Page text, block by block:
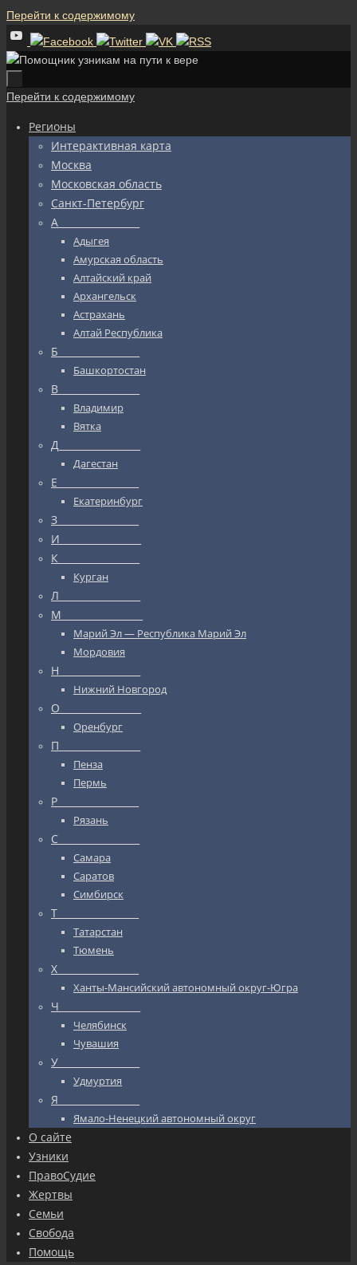
Перейти к содержимому
Перейти к содержимому
Регионы
Интерактивная карта
Москва
Московская область
Санкт-Петербург
А_________________
Адыгея
Амурская область
Алтайский край
Архангельск
Астрахань
Алтай Республика
Б_________________
Башкортостан
В_________________
Владимир
Вятка
Д_________________
Дагестан
Е_________________
Екатеринбург
З_________________
И_________________
К_________________
Курган
Л_________________
М_________________
Марий Эл — Республика Марий Эл
Мордовия
Н_________________
Нижний Новгород
О_________________
Оренбург
П_________________
Пенза
Пермь
Р_________________
Рязань
С_________________
Самара
Саратов
Симбирск
Т_________________
Татарстан
Тюмень
Х_________________
Ханты-Мансийский автономный округ-Югра
Ч_________________
Челябинск
Чувашия
У_________________
Удмуртия
Я_________________
Ямало-Ненецкий автономный округ
О сайте
Узники
ПравоСудие
Жертвы
Семьи
Свобода
Помощь